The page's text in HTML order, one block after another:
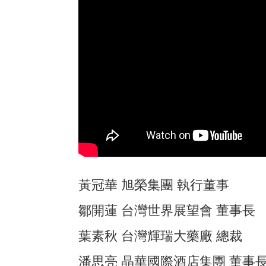
黃冠華 旭榮集團 執行董事
鄒開蓮 台灣世界展望會 董事長
葉素秋 台灣輝瑞大藥廠 總裁
潘思亮 晶華國際酒店集團 董事